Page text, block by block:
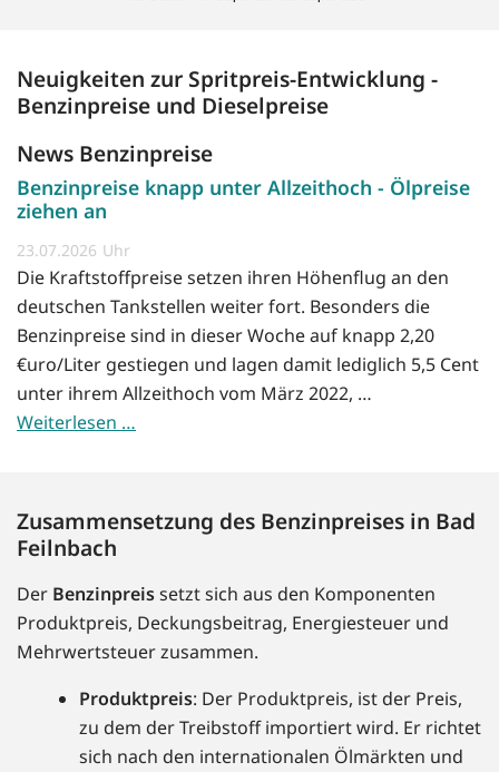
Neuigkeiten zur Spritpreis-Entwicklung -
Benzinpreise und Dieselpreise
News Benzinpreise
Benzinpreise knapp unter Allzeithoch - Ölpreise
ziehen an
23.07.2026
Die Kraftstoffpreise setzen ihren Höhenflug an den
deutschen Tankstellen weiter fort. Besonders die
Benzinpreise sind in dieser Woche auf knapp 2,20
€uro/Liter gestiegen und lagen damit lediglich 5,5 Cent
unter ihrem Allzeithoch vom März 2022, …
Weiterlesen …
Zusammensetzung des Benzinpreises in Bad
Feilnbach
Der Benzinpreissetzt sich aus den Komponenten
Produktpreis, Deckungsbeitrag, Energiesteuer und
Mehrwertsteuer zusammen.
Produktpreis: Der Produktpreis, ist der Preis,
zu dem der Treibstoff importiert wird. Er richtet
sich nach den internationalen Ölmärkten und